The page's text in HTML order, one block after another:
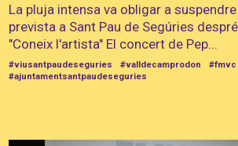
La pluja intensa va obligar a
prevista a Sant Pau de Segúries
"Coneix l'artista" El concert de Pep...
#viusantpaudeseguries #valldecamprodon #fmvc
#ajuntamentsantpaudeseguries